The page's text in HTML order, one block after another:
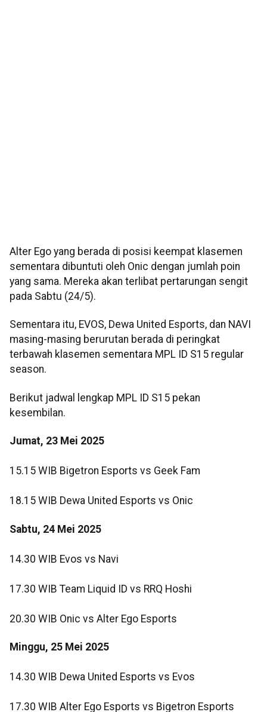
Alter Ego yang berada di posisi keempat klasemen
sementara dibuntuti oleh Onic dengan jumlah poin
yang sama. Mereka akan terlibat pertarungan sengit
pada Sabtu (24/5).
Sementara itu, EVOS, Dewa United Esports, dan NAVI
masing-masing berurutan berada di peringkat
terbawah klasemen sementara MPL ID S15 regular
season.
Berikut jadwal lengkap MPL ID S15 pekan
kesembilan.
Jumat, 23 Mei 2025
15.15 WIB Bigetron Esports vs Geek Fam
18.15 WIB Dewa United Esports vs Onic
Sabtu, 24 Mei 2025
14.30 WIB Evos vs Navi
17.30 WIB Team Liquid ID vs RRQ Hoshi
20.30 WIB Onic vs Alter Ego Esports
Minggu, 25 Mei 2025
14.30 WIB Dewa United Esports vs Evos
17.30 WIB Alter Ego Esports vs Bigetron Esports